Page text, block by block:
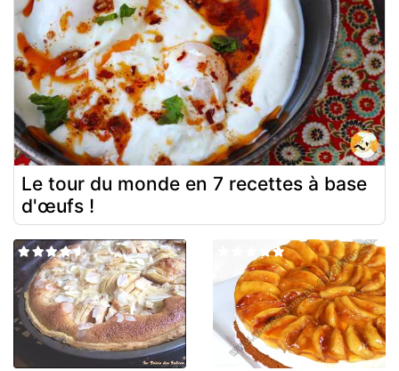
Le tour du monde en 7 recettes à base
d'œufs !